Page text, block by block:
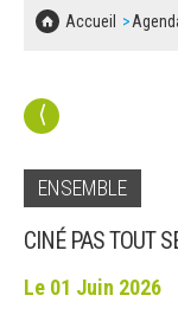
Accueil
⟨
ENSEMBLE
CINÉ PAS TOUT
Le 01 Juin 2026
CONCERTATIONS
SOLIDARITÉ,
SÉNIORS
EMPLOI
URBANISME
BESOIN D'UNE
LES ASSOCIATIONS
MARCHÉS PUBLICS
DOCUMENT
DECLARATION DE